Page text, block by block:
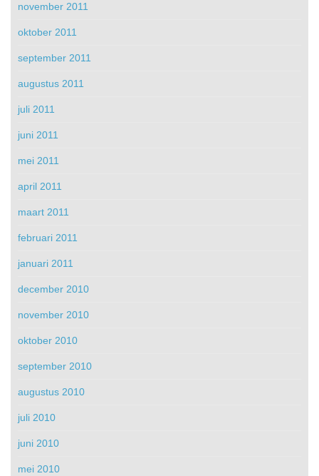
november 2011
oktober 2011
september 2011
augustus 2011
juli 2011
juni 2011
mei 2011
april 2011
maart 2011
februari 2011
januari 2011
december 2010
november 2010
oktober 2010
september 2010
augustus 2010
juli 2010
juni 2010
mei 2010